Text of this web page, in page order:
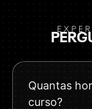
Quantas
curso?